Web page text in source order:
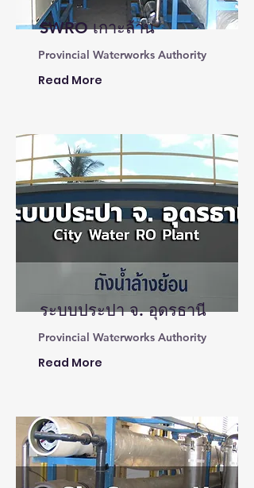
SWRO เกาะล้าน
Provincial Waterworks Authority
Read More
ระบบประปา จ. อุดรธานี
Provincial Waterworks Authority
Read More